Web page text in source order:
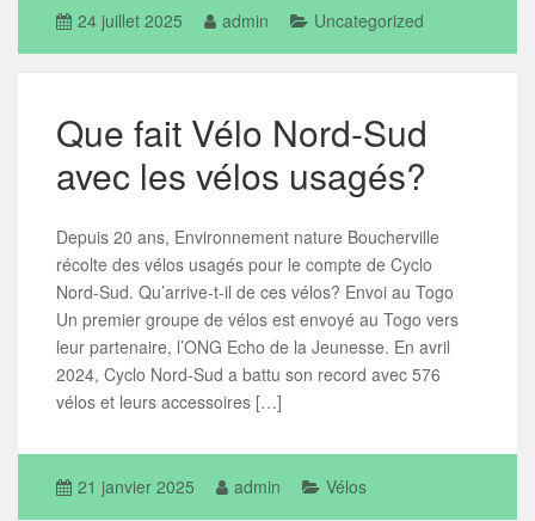
24 juillet 2025 admin Uncategorized
Que fait Vélo Nord-Sud
avec les vélos usagés?
Depuis 20 ans, Environnement nature Boucherville
récolte des vélos usagés pour le compte de Cyclo
Nord-Sud. Qu’arrive-t-il de ces vélos? Envoi au Togo
Un premier groupe de vélos est envoyé au Togo vers
leur partenaire, l’ONG Echo de la Jeunesse. En avril
2024, Cyclo Nord-Sud a battu son record avec 576
vélos et leurs accessoires […]
21 janvier 2025 admin Vélos